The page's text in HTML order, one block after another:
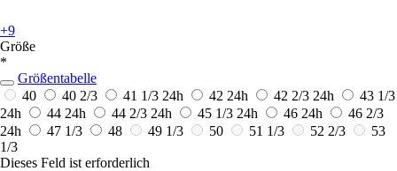
+9
Größe
*
Größentabelle
40
40 2/3 41 1/3 24h 42 24h 42 2/3 24h
43 1/3
24h
44 24h 44 2/3 24h 45 1/3 24h 46 24h
46 2/3
24h
47 1/3 48 49 1/3 50 51 1/3 52 2/3
53
1/3
Dieses Feld ist erforderlich